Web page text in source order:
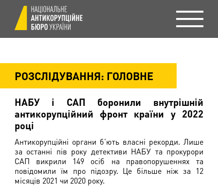
РОЗСЛІДУВАННЯ: ГОЛОВНЕ
НАБУ і САП боронили внутрішній
антикорупційний фронт країни у 2022
році
Антикорупційні органи б’ють власні рекорди. Лише
за останні пів року детективи НАБУ та прокурори
САП викрили 149 осіб на правопорушеннях та
повідомили їм про підозру. Це більше ніж за 12
місяців 2021 чи 2020 року.